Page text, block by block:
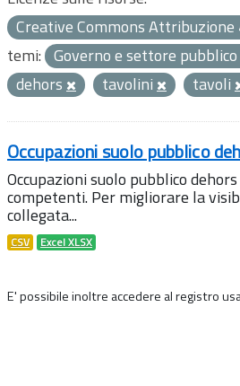
Creative Commons Attribuzione
temi: Governo e settore pubblico
dehors
tavolini tavoli
Occupazioni suolo pubblico
Occupazioni suolo pubblico
competenti. Per migliorare la
collegata...
CSV Excel XLSX
E' possibile inoltre accedere al registro